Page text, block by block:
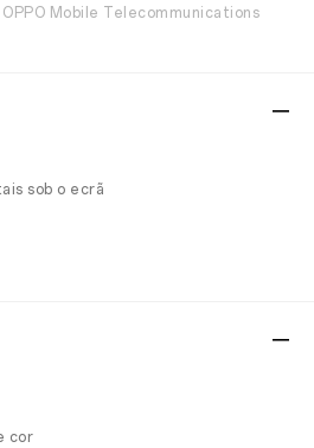
Mobile Telecommunications
sob o ecrã
cor